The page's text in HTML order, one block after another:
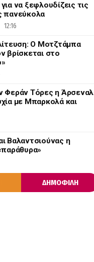
να ξεφλουδίζεις τις
πανεύκολα
12:16
Ο Μοτζτάμπα
βρίσκεται στο
Φεράν Τόρες η Άρσεναλ
με Μπαρκολά και
Βαλαντσιούνας η
ΔΗΜΟΦΙΛΗ